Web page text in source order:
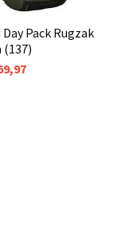
Pack Rugzak
(137)